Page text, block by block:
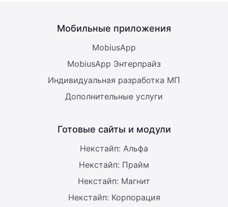
Мобильные приложения
MobiusApp
MobiusApp Энтерпрайз
Индивидуальная разработка МП
Дополнительные услуги
Готовые сайты и модули
Некстайп: Альфа
Некстайп: Прайм
Некстайп: Магнит
Некстайп: Корпорация